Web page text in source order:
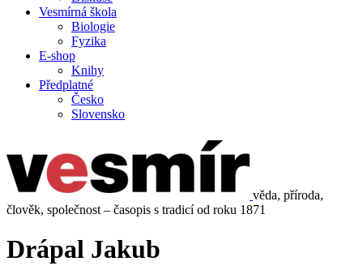
Vesmírná škola
Biologie
Fyzika
E-shop
Knihy
Předplatné
Česko
Slovensko
věda, příroda,
člověk, společnost – časopis s tradicí od roku 1871
Drápal Jakub